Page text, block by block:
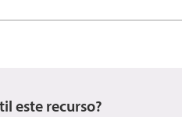
este recurso?